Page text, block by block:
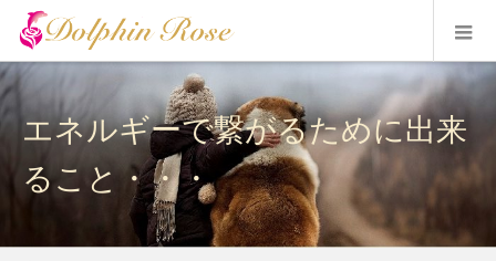
エネルギーで繋がるために出来
ること・・・